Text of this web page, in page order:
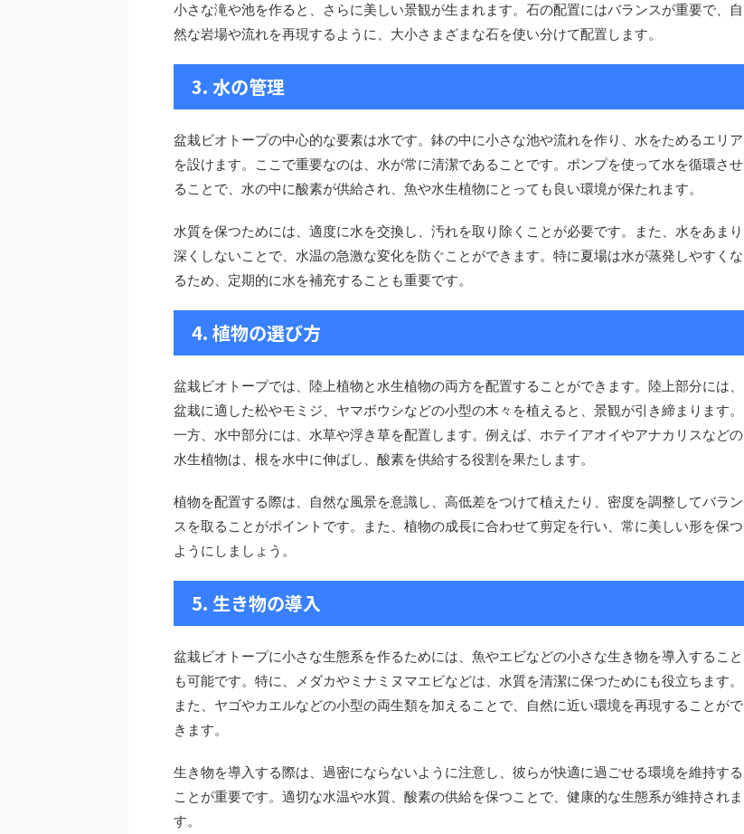
小さな滝や池を作ると、さらに美しい景観が生まれます。石の配置にはバランスが重要で、自
然な岩場や流れを再現するように、大小さまざまな石を使い分けて配置します。
3. 水の管理
盆栽ビオトープの中心的な要素は水です。鉢の中に小さな池や流れを作り、水をためるエリア
を設けます。ここで重要なのは、水が常に清潔であることです。ポンプを使って水を循環させ
ることで、水の中に酸素が供給され、魚や水生植物にとっても良い環境が保たれます。
水質を保つためには、適度に水を交換し、汚れを取り除くことが必要です。また、水をあまり
深くしないことで、水温の急激な変化を防ぐことができます。特に夏場は水が蒸発しやすくな
るため、定期的に水を補充することも重要です。
4. 植物の選び方
盆栽ビオトープでは、陸上植物と水生植物の両方を配置することができます。陸上部分には、
盆栽に適した松やモミジ、ヤマボウシなどの小型の木々を植えると、景観が引き締まります。
一方、水中部分には、水草や浮き草を配置します。例えば、ホテイアオイやアナカリスなどの
水生植物は、根を水中に伸ばし、酸素を供給する役割を果たします。
植物を配置する際は、自然な風景を意識し、高低差をつけて植えたり、密度を調整してバラン
スを取ることがポイントです。また、植物の成長に合わせて剪定を行い、常に美しい形を保つ
ようにしましょう。
5. 生き物の導入
盆栽ビオトープに小さな生態系を作るためには、魚やエビなどの小さな生き物を導入すること
も可能です。特に、メダカやミナミヌマエビなどは、水質を清潔に保つためにも役立ちます。
また、ヤゴやカエルなどの小型の両生類を加えることで、自然に近い環境を再現することがで
きます。
生き物を導入する際は、過密にならないように注意し、彼らが快適に過ごせる環境を維持する
ことが重要です。適切な水温や水質、酸素の供給を保つことで、健康的な生態系が維持されま
す。